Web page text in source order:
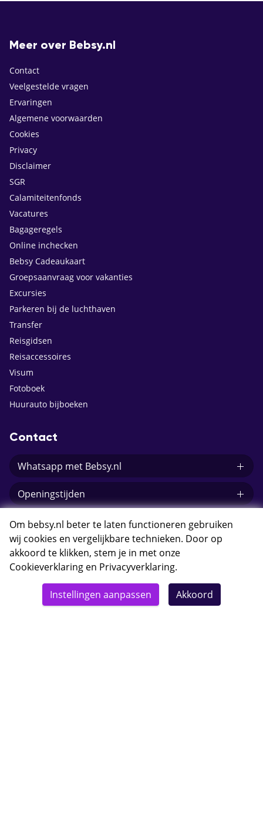
Meer over Bebsy.nl
Contact
Veelgestelde vragen
Ervaringen
Algemene voorwaarden
Cookies
Privacy
Disclaimer
SGR
Calamiteitenfonds
Vacatures
Bagageregels
Online inchecken
Bebsy Cadeaukaart
Groepsaanvraag voor vakanties
Excursies
Parkeren bij de luchthaven
Transfer
Reisgidsen
Reisaccessoires
Visum
Fotoboek
Huurauto bijboeken
Contact
Whatsapp met Bebsy.nl
Openingstijden
E-mail Bebsy.nl
© 2026 Bebsy.nl
Om bebsy.nl beter te laten functioneren gebruiken
wij cookies en vergelijkbare technieken. Door op
akkoord te klikken, stem je in met onze
Cookieverklaring en Privacyverklaring.
Instellingen aanpassen Akkoord